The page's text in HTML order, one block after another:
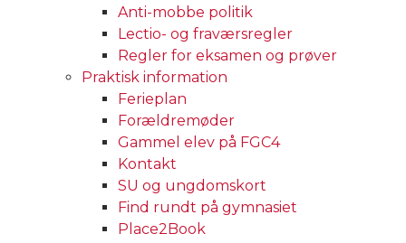
Anti-mobbe politik
Lectio- og fraværsregler
Regler for eksamen og prøver
Praktisk information
Ferieplan
Forældremøder
Gammel elev på FGC4
Kontakt
SU og ungdomskort
Find rundt på gymnasiet
Place2Book